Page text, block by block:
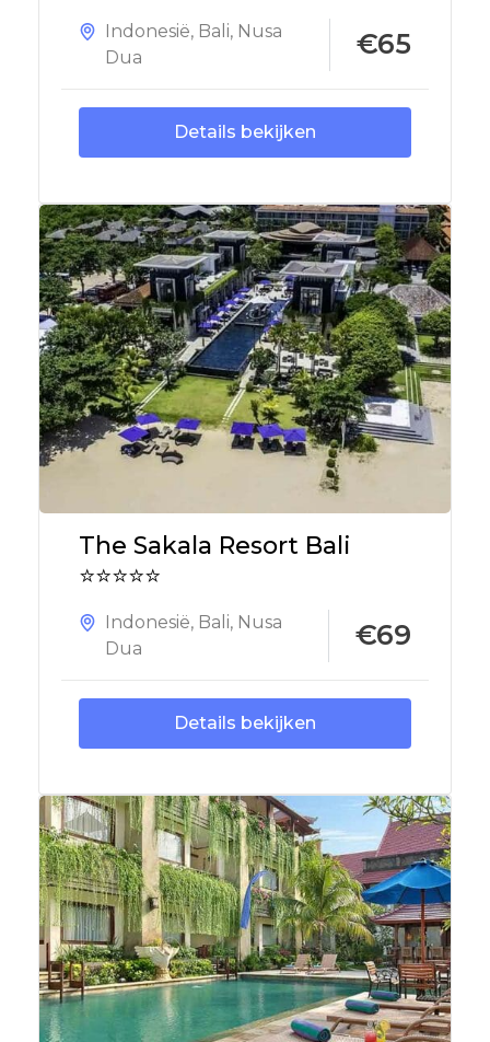
Indonesië, Bali, Nusa
Dua
€65
Details bekijken
The Sakala Resort Bali
⭐⭐⭐⭐⭐
Indonesië, Bali, Nusa
Dua
€69
Details bekijken